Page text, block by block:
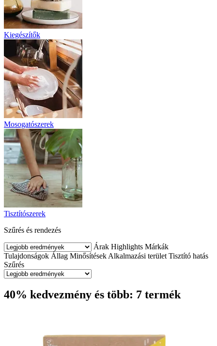
Kiegészítők
Mosogatószerek
Tisztítószerek
Szűrés és rendezés
Árak Highlights Márkák
Tulajdonságok Állag Minősítések Alkalmazási terület Tisztító hatás
Szűrés
40% kedvezmény és több: 7 termék